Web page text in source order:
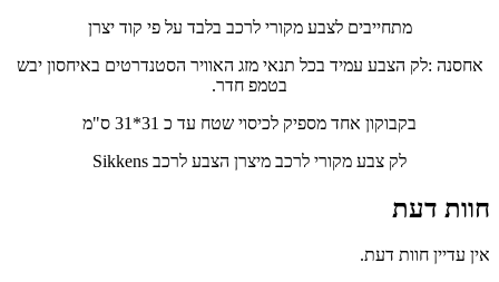
מתחייבים לצבע מקורי לרכב בלבד על פי קוד יצרן
אחסנה :לק הצבע עמיד בכל תנאי מזג האוויר הסטנדרטים באיחסון יבש
בטמפ חדר.
בקבוקון אחד מספיק לכיסוי שטח עד כ 31*31 ס"מ
לק צבע מקורי לרכב מיצרן הצבע לרכב Sikkens
חוות דעת
אין עדיין חוות דעת.